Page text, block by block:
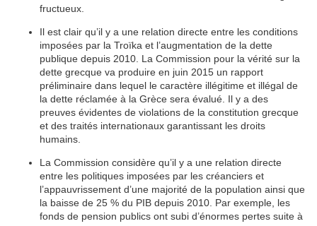
fructueux.
Il est clair qu’il y a une relation directe entre les conditions
imposées par la Troïka et l’augmentation de la dette
publique depuis 2010. La Commission pour la vérité sur la
dette grecque va produire en juin 2015 un rapport
préliminaire dans lequel le caractère illégitime et illégal de
la dette réclamée à la Grèce sera évalué. Il y a des
preuves évidentes de violations de la constitution grecque
et des traités internationaux garantissant les droits
humains.
La Commission considère qu’il y a une relation directe
entre les politiques imposées par les créanciers et
l’appauvrissement d’une majorité de la population ainsi que
la baisse de 25 % du PIB depuis 2010. Par exemple, les
fonds de pension publics ont subi d’énormes pertes suite à